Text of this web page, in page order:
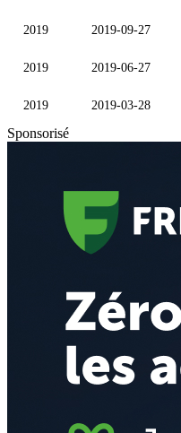
2019 2019-09-27
2019 2019-06-27
2019 2019-03-28
Sponsorisé